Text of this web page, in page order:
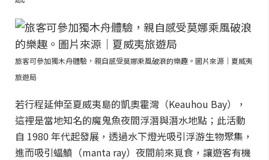
旅客可參加獨木舟體驗，親自感受莫娜乘風破浪的樂趣。圖片來源｜夏威夷
旅遊局
若行程延伸至夏威夷島的凱奧霍灣（Keauhou Bay），
這裡是當地知名的魔鬼魚夜間浮潛與潛水地點；此活動
自 1980 年代起發展，透過水下燈光吸引浮游生物聚集，
進而吸引蝠鱝（manta ray）夜間前來覓食，讓遊客有機